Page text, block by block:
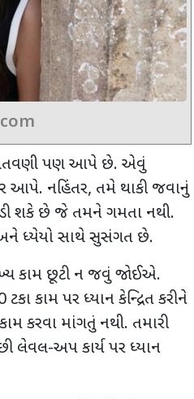
ચેતવણી પણ આપે છે. એવું
આપે. નહિંતર, તમે થાકી જવાનું
શકે છે જે તમને ગમતા નથી.
ધ્યેયો સાથે સુસંગત છે.
કામ છૂટી ન જવું જોઈએ.
ટકા કામ પર ધ્યાન કેન્દ્રિત કરીને
કરવા માંગતું નથી. તમારી
લેવલ-અપ કાર્ય પર ધ્યાન